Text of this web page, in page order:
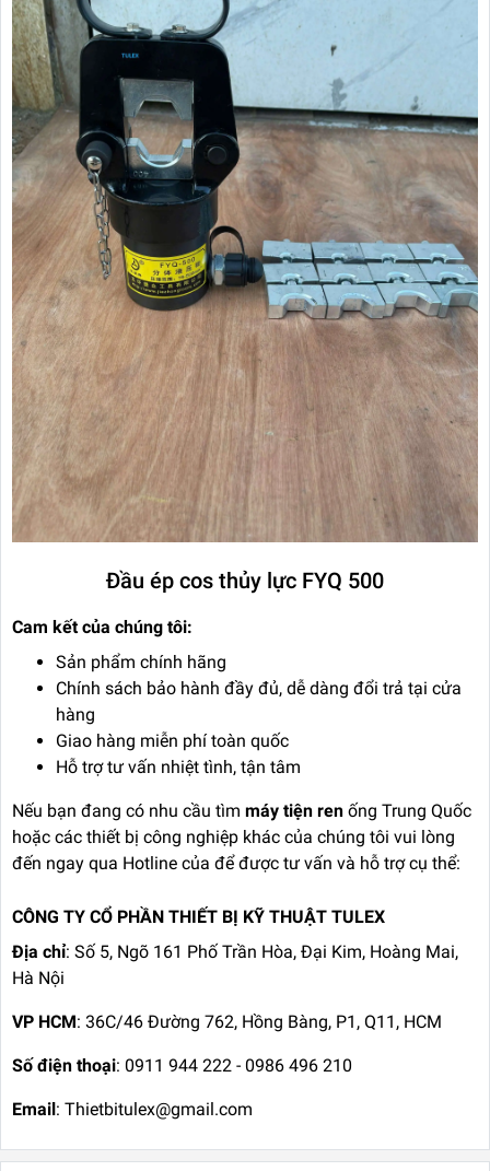
Đầu ép cos thủy lực FYQ 500
Cam kết của chúng tôi:
Sản phẩm chính hãng
Chính sách bảo hành đầy đủ, dễ dàng đổi trả tại cửa
hàng
Giao hàng miễn phí toàn quốc
Hỗ trợ tư vấn nhiệt tình, tận tâm
Nếu bạn đang có nhu cầu tìm máy tiện ren ống Trung Quốc
hoặc các thiết bị công nghiệp khác của chúng tôi vui lòng
đến ngay qua Hotline của để được tư vấn và hỗ trợ cụ thể:
CÔNG TY CỔ PHẦN THIẾT BỊ KỸ THUẬT TULEX
Địa chỉ: Số 5, Ngõ 161 Phố Trần Hòa, Đại Kim, Hoàng Mai,
Hà Nội
VP HCM: 36C/46 Đường 762, Hồng Bàng, P1, Q11, HCM
Số điện thoại: 0911 944 222 - 0986 496 210
Email: Thietbitulex@gmail.com